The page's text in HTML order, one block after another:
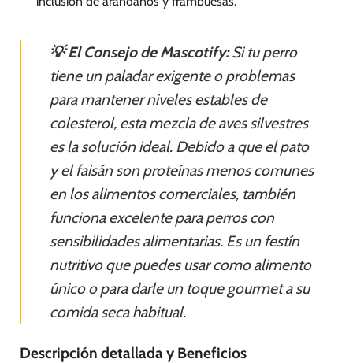
💡 El Consejo de Mascotify:Si tu perro
tiene un paladar exigente o problemas
para mantener niveles estables de
colesterol, esta mezcla de aves silvestres
es la solución ideal. Debido a que el pato
y el faisán son proteínas menos comunes
en los alimentos comerciales, también
funciona excelente para perros con
sensibilidades alimentarias. Es un festín
nutritivo que puedes usar como alimento
único o para darle un toque gourmet a su
comida seca habitual.
Descripción detallada y Beneficios